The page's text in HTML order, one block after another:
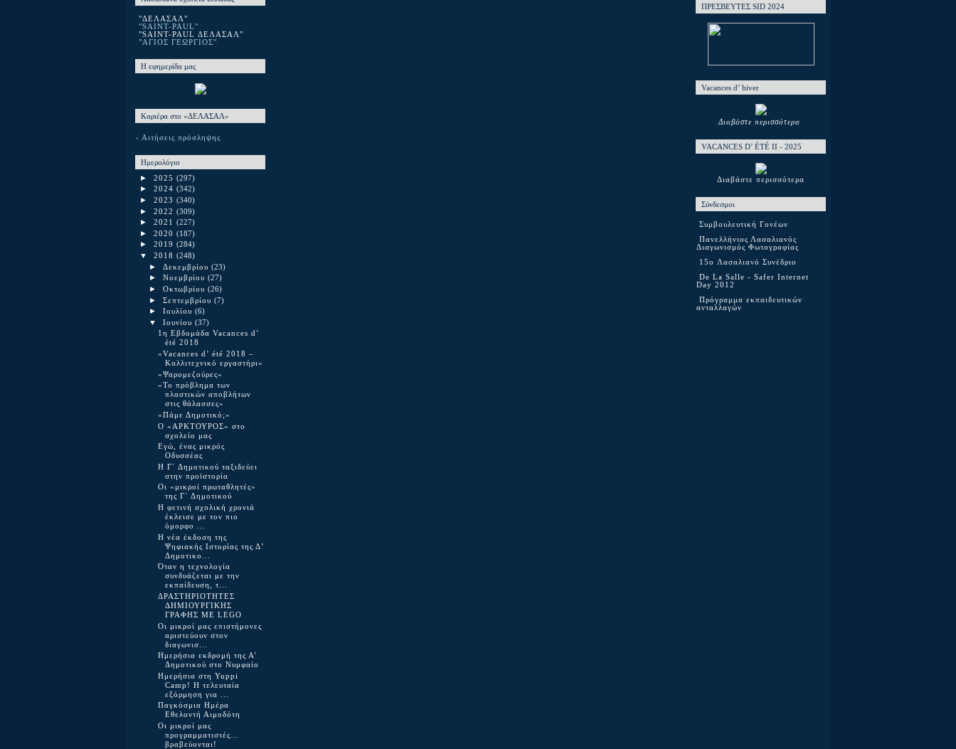
"ΔΕΛΑΣΑΛ"
"SAINT-PAUL"
"SAINT-PAUL ΔΕΛΑΣΑΛ"
"ΑΓΙΟΣ ΓΕΩΡΓΙΟΣ"
Η εφημερίδα μας
Καριέρα στο «ΔΕΛΑΣΑΛ»
- Αιτήσεις πρόσληψης
Ημερολόγιο
► 2025 (297)
► 2024 (342)
► 2023 (340)
► 2022 (309)
► 2021 (227)
► 2020 (187)
► 2019 (284)
▼ 2018 (248)
► Δεκεμβρίου (23)
► Νοεμβρίου (27)
► Οκτωβρίου (26)
► Σεπτεμβρίου (7)
► Ιουλίου (6)
▼ Ιουνίου (37)
1η Εβδομάδα Vacances d’
été 2018
«Vacances d’ été 2018 –
Καλλιτεχνικό εργαστήρι»
«Ψαρομεζούρες»
«Το πρόβλημα των
πλαστικών αποβλήτων
στις θάλασσες»
«Πάμε Δημοτικό;»
Ο «ΑΡΚΤΟΥΡΟΣ» στο
σχολείο μας
Εγώ, ένας μικρός
Οδυσσέας
Η Γ΄ Δημοτικού ταξιδεύει
στην προϊστορία
Οι «μικροί πρωταθλητές»
της Γ΄ Δημοτικού
Η φετινή σχολική χρονιά
έκλεισε με τον πιο
όμορφο ...
Η νέα έκδοση της
Ψηφιακής Ιστορίας της Δ’
Δημοτικο...
Όταν η τεχνολογία
συνδυάζεται με την
εκπαίδευση, τ...
ΔΡΑΣΤΗΡΙΟΤΗΤΕΣ
ΔΗΜΙΟΥΡΓΙΚΗΣ
ΓΡΑΦΗΣ ΜΕ LEGO
Οι μικροί μας επιστήμονες
αριστεύουν στον
διαγωνισ...
Ημερήσια εκδρομή της Α’
Δημοτικού στο Νυμφαίο
Ημερήσια στη Yuppi
Camp! Η τελευταία
εξόρμηση για ...
Παγκόσμια Ημέρα
Εθελοντή Αιμοδότη
Οι μικροί μας
προγραμματιστές…
βραβεύονται!
ΠΡΕΣΒΕΥΤΕΣ SID 2024
Vacances d’ hiver
Διαβάστε περισσότερα
VACANCES D’ ÉTÉ ΙΙ - 2025
Διαβάστε περισσότερα
Σύνδεσμοι
Συμβουλευτική Γονέων
Πανελλήνιος Λασαλιανός
Διαγωνισμός Φωτογραφίας
15o Λασαλιανό Συνέδριο
De La Salle - Safer Internet
Day 2012
Πρόγραμμα εκπαιδευτικών
ανταλλαγών